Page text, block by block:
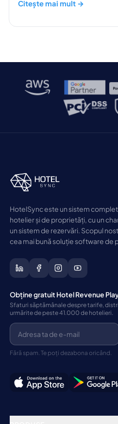
directe și a maximiza
Citește mai mult →
HotelSync este un sistem
hotelier și de proprietăți, cu un
un sistem de rezervări. Scopul
cea mai bună soluție software de
Obține gratuit Hotel Revenue
Sfaturi săptămânale despre tarife,
urmărite de peste 41.000 de hotelieri.
Fără spam. Te poți dezabona oricând.